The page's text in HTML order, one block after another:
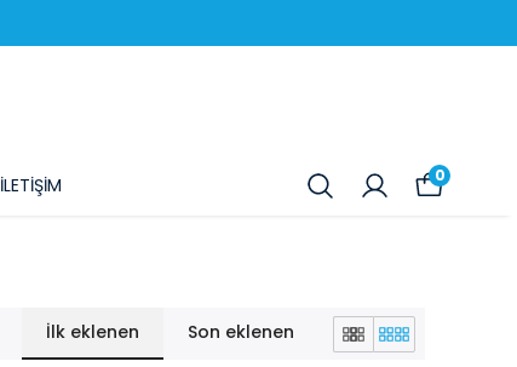
İLETİŞİM 0
İlk eklenen Son eklenen